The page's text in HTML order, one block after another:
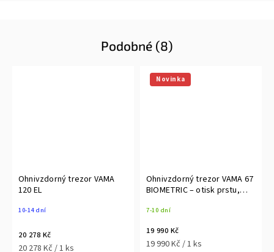
Podobné (8)
Ohnivzdorný trezor VAMA
120 EL
10-14 dní
20 278 Kč
20 278 Kč / 1 ks
Novinka
Ohnivzdorný trezor VAMA 67
BIOMETRIC – otisk prstu,
7-10 dní
19 990 Kč
19 990 Kč / 1 ks